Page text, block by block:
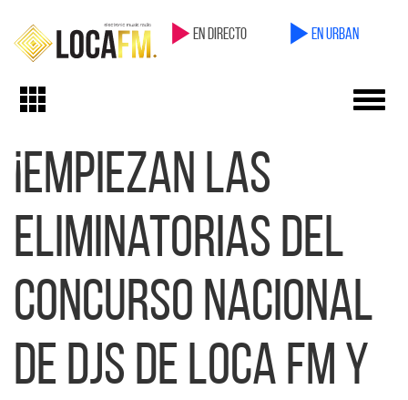
en directo en Urban
Toggle
¡Empiezan las
eliminatorias del
concurso nacional
de djs de Loca FM y